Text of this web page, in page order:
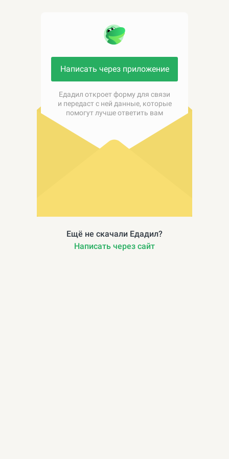
Написать через приложение
Едадил откроет форму для связи
и передаст с ней данные, которые
помогут лучше ответить вам
Ещё не скачали Едадил?
Написать через сайт